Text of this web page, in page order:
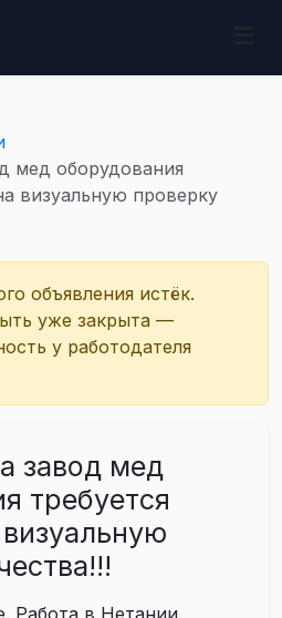
мед оборудования
визуальную проверку
объявления истёк.
уже закрыта —
у работодателя
завод мед
требуется
Работа в Нетании.